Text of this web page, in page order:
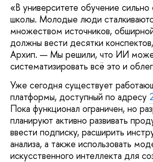
«В университете обучение сильно
школы. Молодые люди
множеством источников,
должны вести десятки
Архип. — Мы решили, что ИИ
систематизировать всё это и
Уже сегодня существует
платформы, доступный по адресу
Пока функционал ограничен, но
планируют активно развивать
ввести подписку, расширить
анализа, а также использовать
искусственного интеллекта для